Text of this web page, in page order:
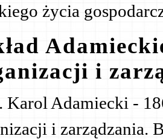
życia
i
Karol Adamiecki -
i zarządzania.